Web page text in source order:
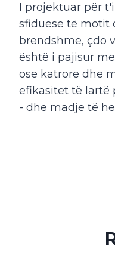
I projektuar për
sfiduese të motit
brendshme, çdo
është i pajisur
ose katrore dhe
efikasitet të lartë
- dhe madje të